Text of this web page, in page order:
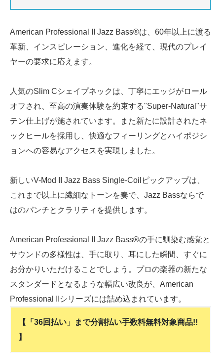
American Professional II Jazz Bass®は、60年以上に渡る
革新、インスピレーション、進化を経て、現代のプレイ
ヤーの要求に応えます。
人気のSlim Cシェイプネックは、丁寧にエッジがロール
オフされ、至高の演奏体験を約束する"Super-Natural"サ
テン仕上げが施されています。また新たに設計されたネ
ックヒールを採用し、快適なフィーリングとハイポジシ
ョンへの容易なアクセスを実現しました。
新しいV-Mod II Jazz Bass Single-Coilピックアップは、
これまで以上に繊細なトーンを奏で、Jazz Bassならで
はのパンチとクラリティを提供します。
American Professional II Jazz Bass®の手に馴染む感覚と
サウンドの多様性は、手に取り、耳にした瞬間、すぐに
お分かりいただけることでしょう。プロの楽器の新たな
スタンダードとなるような幅広い改良が、American
Professional IIシリーズには詰め込まれています。
【「36回払い」まで分割払い手数料無料対象商品!!
】